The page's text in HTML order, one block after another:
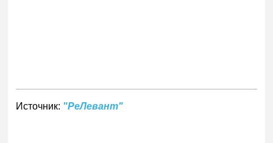
Источник: "РеЛевант"